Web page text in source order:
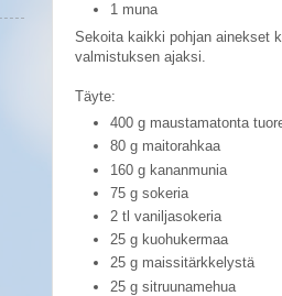
1 muna
Sekoita kaikki pohjan ainekset
valmistuksen ajaksi.
Täyte:
400 g maustamatonta
80 g maitorahkaa
160 g kananmunia
75 g sokeria
2 tl vaniljasokeria
25 g kuohukermaa
25 g maissitärkkelystä
25 g sitruunamehua